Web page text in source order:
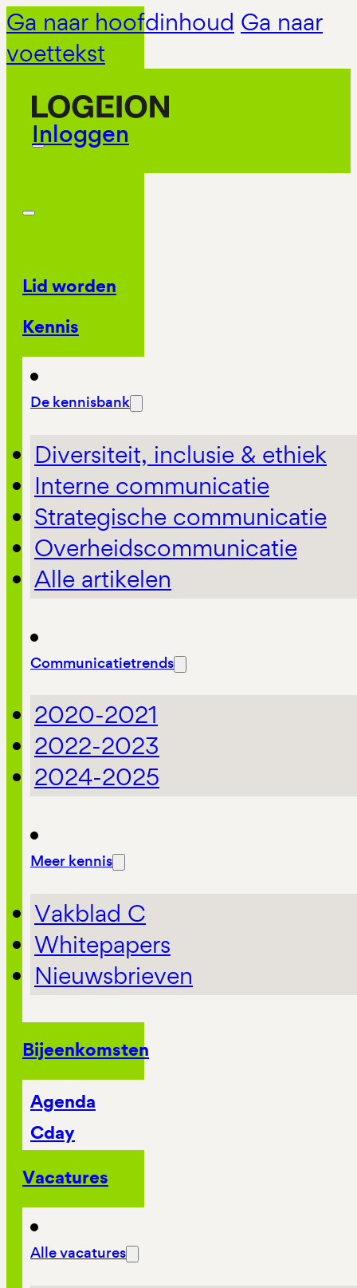
Ga naar hoofdinhoud Ga naar
voettekst
Inloggen
Lid worden
Kennis
De kennisbank
Diversiteit, inclusie & ethiek
Interne communicatie
Strategische communicatie
Overheidscommunicatie
Alle artikelen
Communicatietrends
2020-2021
2022-2023
2024-2025
Meer kennis
Vakblad C
Whitepapers
Nieuwsbrieven
Bijeenkomsten
Agenda
Cday
Vacatures
Alle vacatures